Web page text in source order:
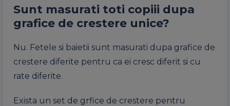
Sunt masurati toti copiii dupa
grafice de crestere unice?
Nu. Fetele si baietii sunt masurati dupa grafice de
crestere diferite pentru ca ei cresc diferit si cu
rate diferite.
Exista un set de grfice de crestere pentru